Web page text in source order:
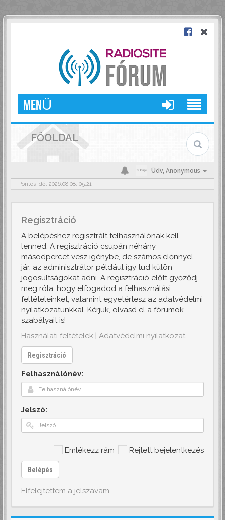
MENÜ
FŐOLDAL
Üdv, Anonymous
Pontos idő: 2026.08.08. 05:21
Regisztráció
A belépéshez regisztrált felhasználónak kell
lenned. A regisztráció csupán néhány
másodpercet vesz igénybe, de számos előnnyel
jár, az adminisztrátor például így tud külön
jogosultságokat adni. A regisztráció előtt győződj
meg róla, hogy elfogadod a felhasználási
feltételeinket, valamint egyetértesz az adatvédelmi
nyilatkozatunkkal. Kérjük, olvasd el a fórumok
szabályait is!
Használati feltételek | Adatvédelmi nyilatkozat
Regisztráció
Felhasználónév:
Jelszó:
Emlékezz rám Rejtett bejelentkezés
Belépés
Elfelejtettem a jelszavam